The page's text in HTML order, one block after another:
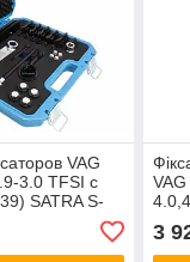
VAG
3.0 TFSI с
SATRA S-
3